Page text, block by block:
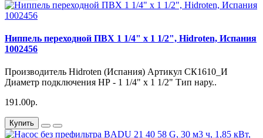
Ниппель переходной ПВХ 1 1/4" х 1 1/2", Hidroten, Испания
1002456
Производитель Hidroten (Испания) Артикул СК1610_И
Диаметр подключения НР - 1 1/4" х 1 1/2" Тип нару..
191.00р.
Купить